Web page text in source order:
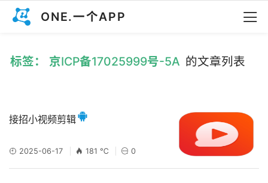
ONE.一个APP
标签： 京ICP备17025999号-5A 的文章列表
接招小视频剪辑
2025-06-17 181 ℃ 0